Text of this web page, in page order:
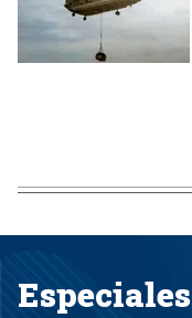
Especiales